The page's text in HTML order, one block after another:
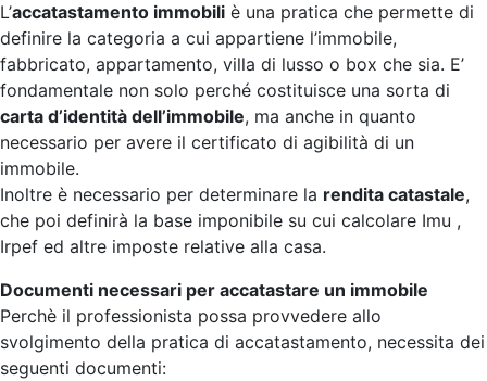
L’accatastamento immobili è una pratica che permette di
definire la categoria a cui appartiene l’immobile,
fabbricato, appartamento, villa di lusso o box che sia. E’
fondamentale non solo perché costituisce una sorta di
carta d’identità dell’immobile, ma anche in quanto
necessario per avere il certificato di agibilità di un
immobile.
Inoltre è necessario per determinare la rendita catastale,
che poi definirà la base imponibile su cui calcolare Imu ,
Irpef ed altre imposte relative alla casa.
Documenti necessari per accatastare un immobile
Perchè il professionista possa provvedere allo
svolgimento della pratica di accatastamento, necessita dei
seguenti documenti: